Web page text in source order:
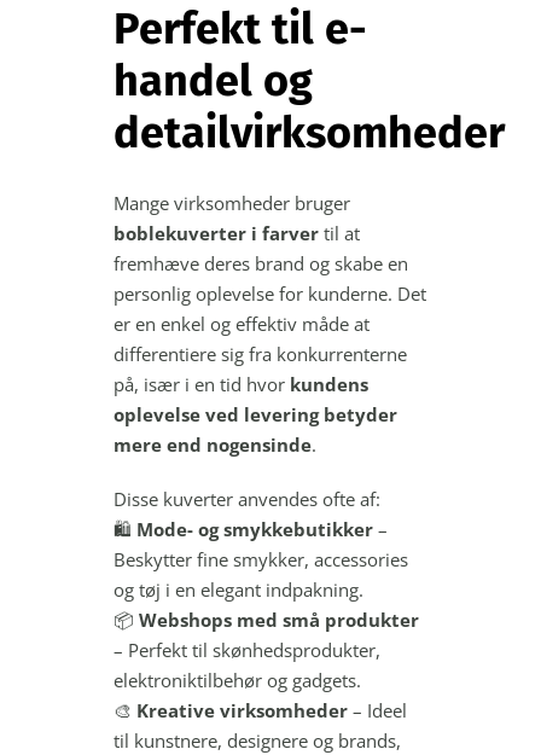
Perfekt til e-
handel og
detailvirksomheder
Mange virksomheder bruger
boblekuverter i farver til at
fremhæve deres brand og skabe en
personlig oplevelse for kunderne. Det
er en enkel og effektiv måde at
differentiere sig fra konkurrenterne
på, især i en tid hvor kundens
oplevelse ved levering betyder
mere end nogensinde.
Disse kuverter anvendes ofte af:
🛍 Mode- og smykkebutikker –
Beskytter fine smykker, accessories
og tøj i en elegant indpakning.
📦Webshops med små produkter
– Perfekt til skønhedsprodukter,
elektroniktilbehør og gadgets.
🎨 Kreative virksomheder – Ideel
til kunstnere, designere og brands,